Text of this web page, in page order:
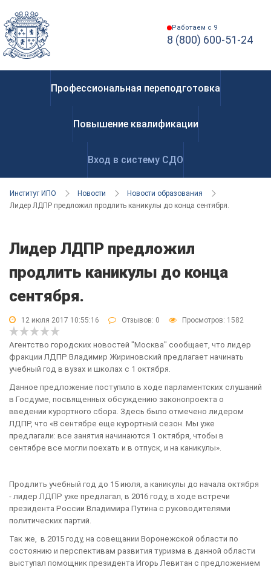
Работаем с 9
8 (800) 600-51-24
Профессиональная переподготовка
Повышение квалификации
Вход в систему СДО
Институт ИПО Новости
Новости образования
Лидер ЛДПР предложил продлить каникулы до конца сентября.
Лидер ЛДПР предложил
продлить каникулы до конца
сентября.
12 июля 2017 10:55:16 Отзывов: 0 Просмотров: 1582
Агентство городских новостей "Москва" сообщает, что лидер
фракции ЛДПР Владимир Жириновский предлагает начинать
учебный год в вузах и школах с 1 октября.
Данное предложение поступило в ходе парламентских слушаний
в Госдуме, посвященных обсуждению законопроекта о
введении курортного сбора. Здесь было отмечено лидером
ЛДПР, что «В сентябре еще курортный сезон. Мы уже
предлагали: все занятия начинаются 1 октября, чтобы в
сентябре все могли поехать и в отпуск, и на каникулы».
Продлить учебный год до 15 июля, а каникулы до начала октября
- лидер ЛДПР уже предлагал, в 2016 году, в ходе встречи
президента России Владимира Путина с руководителями
политических партий.
Так же, в 2015 году, на совещании Воронежской области по
состоянию и перспективам развития туризма в данной области
выступал помощник президента Игорь Левитан с предложением